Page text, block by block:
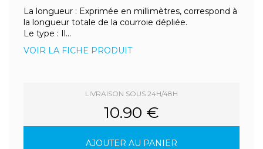
La longueur : Exprimée en millimètres, correspond à
la longueur totale de la courroie dépliée.
Le type : Il...
VOIR LA FICHE PRODUIT
LIVRAISON SOUS 24H/48H
10.90 €
AJOUTER AU PANIER